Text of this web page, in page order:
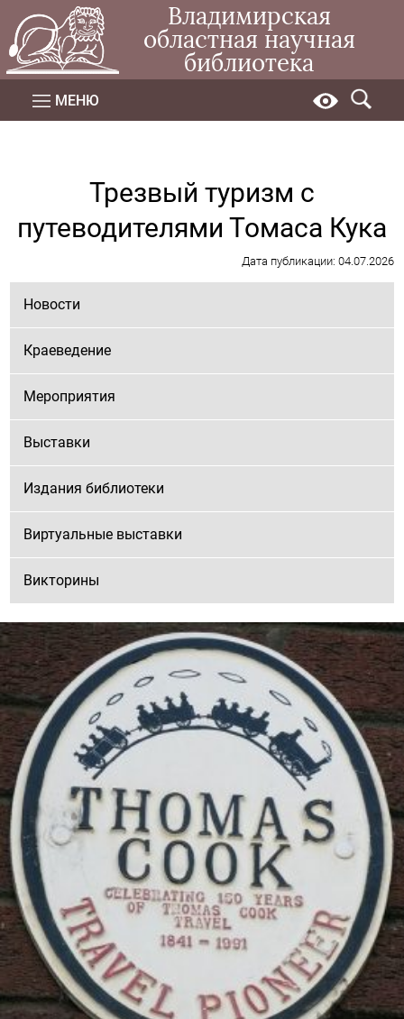
Владимирская
областная научная
библиотека
МЕНЮ
Трезвый туризм с
путеводителями Томаса Кука
Дата публикации: 04.07.2026
Новости
Краеведение
Мероприятия
Выставки
Издания библиотеки
Виртуальные выставки
Викторины